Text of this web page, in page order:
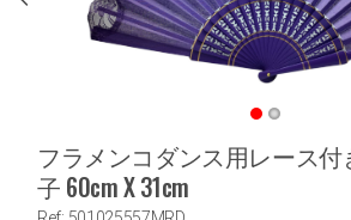
フラメンコダンス用レース
子 60cm X 31cm